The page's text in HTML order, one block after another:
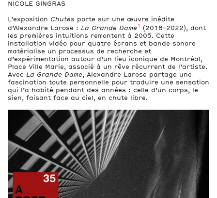
Boîtes d’archive
Fichiers
Essai sur Alexandre Larose par Nicole Gingras, 2024.
796,3 kB
NICOLE GINGRAS
L’exposition Chutes porte sur une œuvre inédite
d’Alexandre Larose : La Grande Dame 1
(2018-2022), dont
les premières intuitions remontent à 2005. Cette
installation vidéo pour quatre écrans et bande sonore
matérialise un processus de recherche et
d’expérimentation autour d’un lieu iconique de Montréal,
Place Ville Marie, associé à un rêve récurrent de l’artiste.
Avec La Grande Dame, Alexandre Larose partage une
fascination toute personnelle pour traduire une sensation
qui l’a habité pendant des années : celle d’un corps, le
sien, faisant face au ciel, en chute libre.